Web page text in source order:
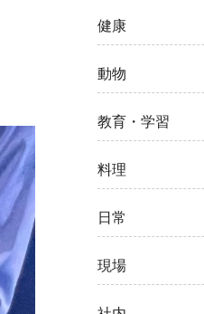
健康
動物
教育・学習
料理
日常
現場